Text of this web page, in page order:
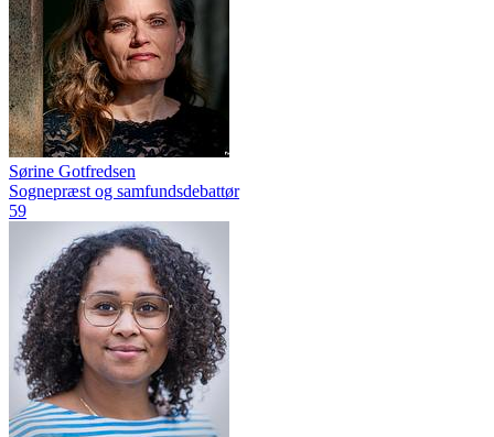
Sørine Gotfredsen
Sognepræst og samfundsdebattør
59